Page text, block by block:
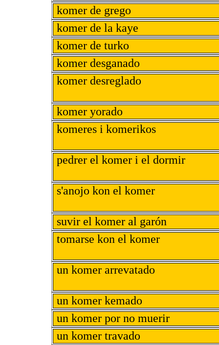
komer de grego
komer de la kaye
komer de turko
komer desganado
komer desreglado
komer yorado
komeres i komerikos
pedrer el komer i el dormir
s'anojo kon el komer
suvir el komer al garón
tomarse kon el komer
un komer arrevatado
un komer kemado
un komer por no muerir
un komer travado